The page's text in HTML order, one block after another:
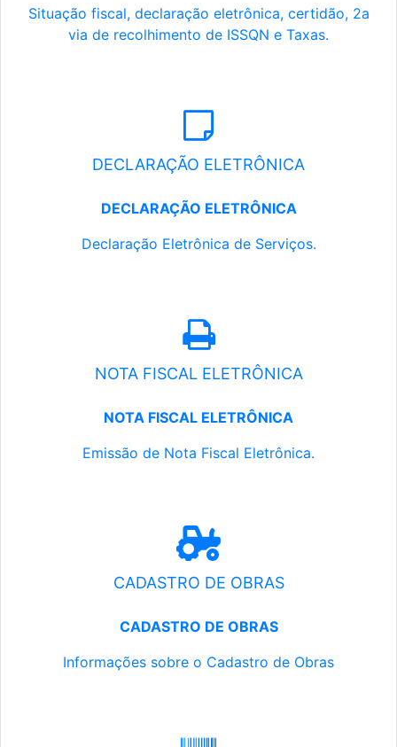
Situação fiscal, declaração eletrônica, certidão, 2a
via de recolhimento de ISSQN e Taxas.
DECLARAÇÃO ELETRÔNICA
DECLARAÇÃO ELETRÔNICA
Declaração Eletrônica de Serviços.
NOTA FISCAL ELETRÔNICA
NOTA FISCAL ELETRÔNICA
Emissão de Nota Fiscal Eletrônica.
CADASTRO DE OBRAS
CADASTRO DE OBRAS
Informações sobre o Cadastro de Obras